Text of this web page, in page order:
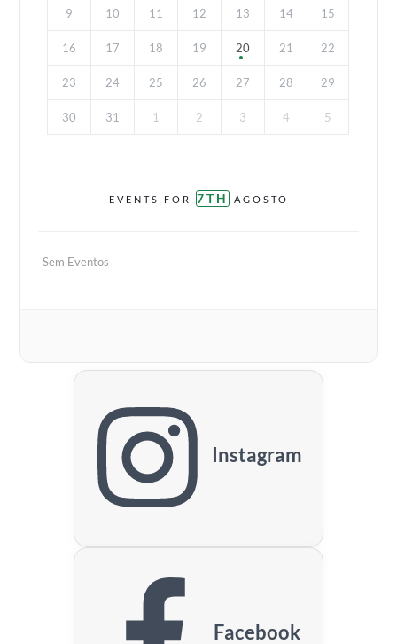
9 10 11 12 13 14 15
16 17 18 19 20 21 22
23 24 25 26 27 28 29
30 31 1 2 3 4 5
EVENTS FOR 7TH AGOSTO
Sem Eventos
Instagram
Facebook